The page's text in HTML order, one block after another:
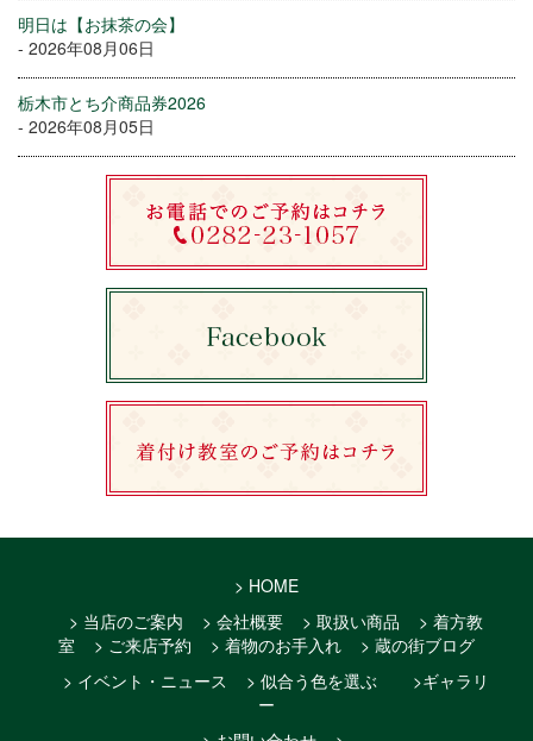
明日は【お抹茶の会】
- 2026年08月06日
栃木市とち介商品券2026
- 2026年08月05日
> HOME
> 当店のご案内
> 会社概要 > 取扱い商品
> 着方教
室
> ご来店予約 > 着物のお手入れ
> 蔵の街ブログ
> イベント・ニュース
> 似合う色を選ぶ
>ギャラリ
ー